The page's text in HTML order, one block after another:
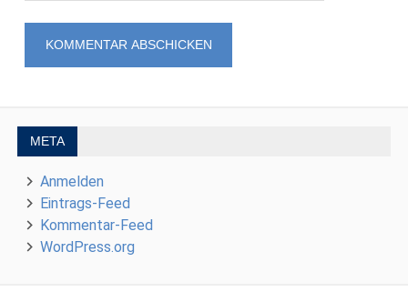
META
Anmelden
Eintrags-Feed
Kommentar-Feed
WordPress.org